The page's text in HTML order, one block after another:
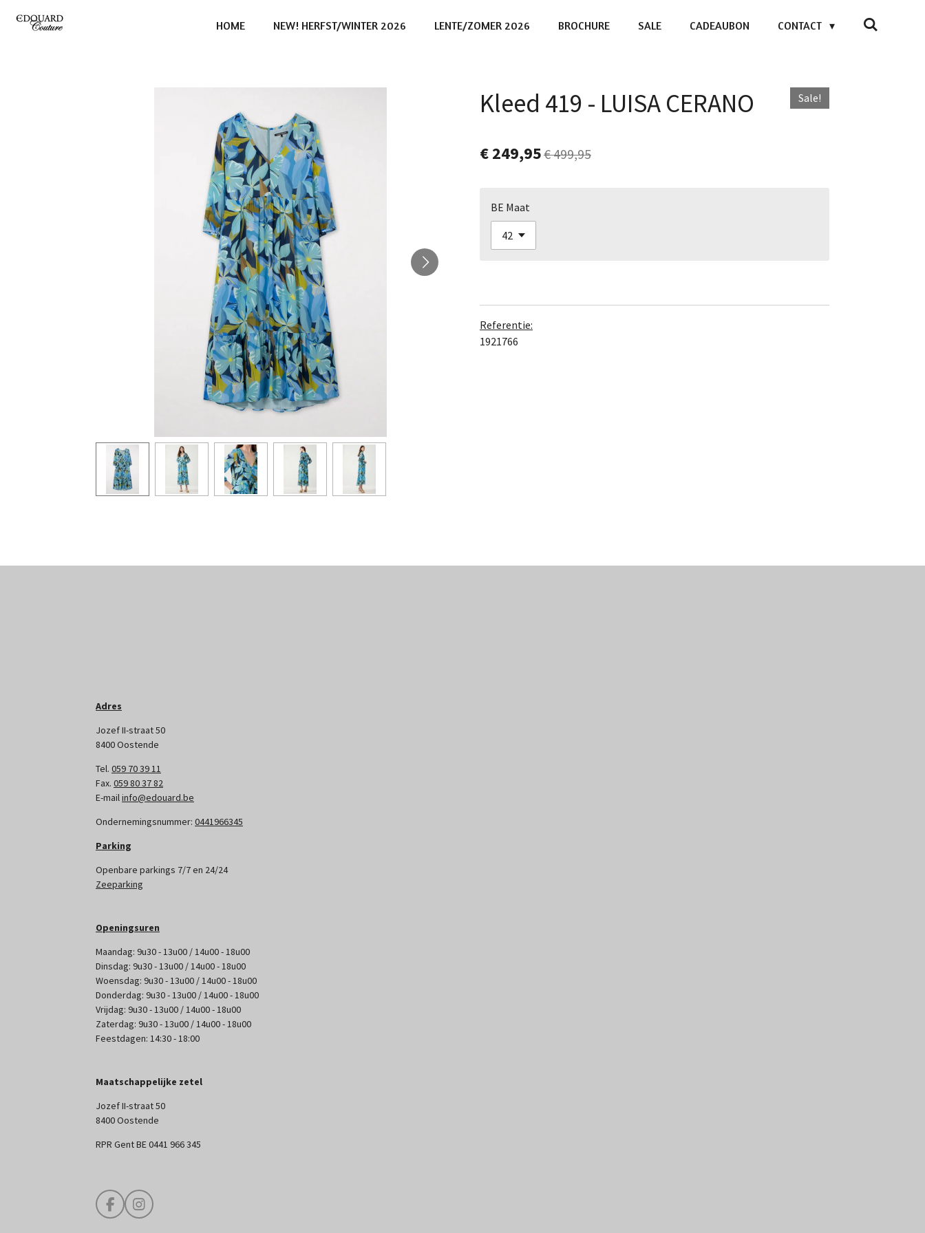
Ga
direct
HOME NEW! HERFST/WINTER 2026 LENTE/ZOMER 2026 BROCHURE SALE CADEAUBON CONTACT
Kleed 419 - LUISA CERANO Sale!
€ 249,95€ 499,95
BE Maat
Referentie:
1921766
Adres
Jozef II-straat 50
8400 Oostende
Tel. 059 70 39 11
Fax. 059 80 37 82
E-mailinfo@edouard.be
Ondernemingsnummer: 0441966345
Parking
Openbare parkings 7/7 en 24/24
Zeeparking
Openingsuren
Maandag: 9u30 - 13u00 / 14u00 - 18u00
Dinsdag: 9u30 - 13u00 / 14u00 - 18u00
Woensdag: 9u30 - 13u00 / 14u00 - 18u00
Donderdag: 9u30 - 13u00 / 14u00 - 18u00
Vrijdag: 9u30 - 13u00 / 14u00 - 18u00
Zaterdag: 9u30 - 13u00 / 14u00 - 18u00
Feestdagen: 14:30 - 18:00
Maatschappelijke zetel
Jozef II-straat 50
8400 Oostende
RPR Gent BE 0441 966 345
F
a
I
n